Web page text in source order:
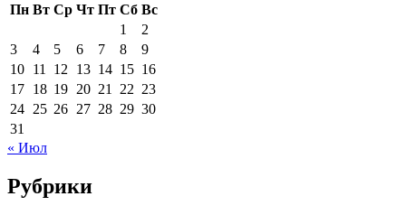
Пн Вт Ср Чт Пт Сб Вс
1
2
3
4 5 6 7 8
9
10 11 12 13 14 15 16
17 18 19 20 21 22 23
24 25 26 27 28 29 30
31
« Июл
Рубрики